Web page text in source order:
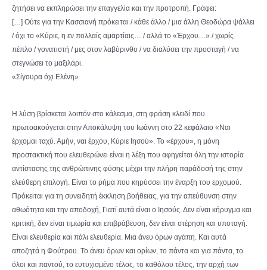
ζητήσει να εκπληρώσει την επαγγελία και την προτροπή. Γράφει:
[…] Ούτε για την Κασσιανή πρόκειται / κάθε άλλο / μια άλλη Θεοδώρα ψάλλει
/ όχι το «Κύριε, η εν πολλαίς αμαρτίαις… / αλλά το «Έρχου…» / χωρίς
πέπλο / γονατιστή / μες στον λαβύρινθο / να διαλύσει την προσταγή / να
στεγνώσει το μαξιλάρι.
«Σίγουρα όχι Ελένη»
Η λύση βρίσκεται λοιπόν στο κάλεσμα, στη φράση κλειδί που
πρωτοακούγεται στην Αποκάλυψη του Ιωάννη στο 22 κεφάλαιο «Ναι
έρχομαι ταχύ. Αμήν, ναι έρχου, Κύριε Ιησού». Το «έρχου», η μόνη
προστακτική που ελευθερώνει είναι η λέξη που αφηγείται όλη την ιστορία
αντίστασης της ανθρώπινης φύσης μέχρι την πλήρη παράδοσή της στην
ελεύθερη επιλογή. Είναι το ρήμα που κηρύσσει την έναρξη του ερχομού.
Πρόκειται για τη συνειδητή έκκληση βοήθειας, για την απεύθυνση στην
αθωότητα και την αποδοχή, Γιατί αυτά είναι ο Ιησούς. Δεν είναι κήρυγμα και
κριτική, δεν είναι τιμωρία και επιβράβευση, δεν είναι στέρηση και υποταγή.
Είναι ελευθερία και πάλι ελευθερία. Μια άνευ όρων αγάπη. Και αυτά
αποζητά η Φούτρου. Το άνευ όρων και ορίων, το πάντα και για πάντα, το
όλοι και παντού, το ευτυχισμένο τέλος, το καθόλου τέλος, την αρχή των